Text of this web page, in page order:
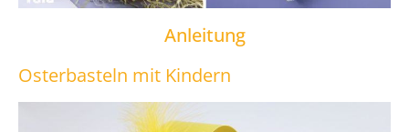
Anleitung
Osterbasteln mit Kindern